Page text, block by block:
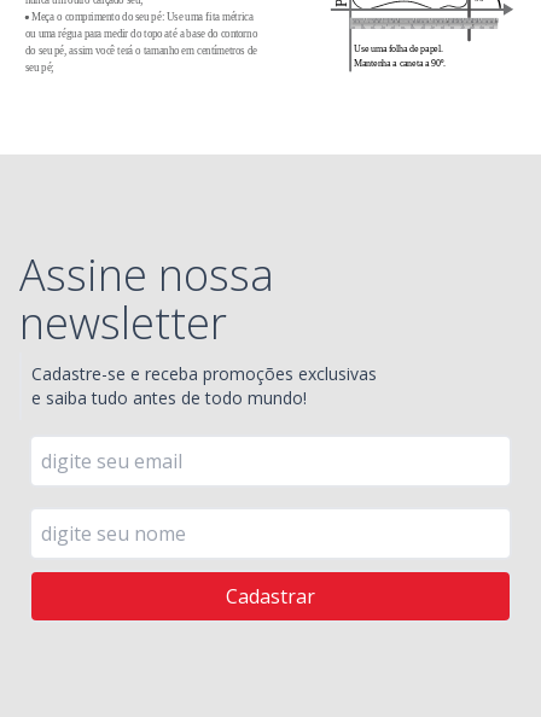
Assine nossa
newsletter
Cadastre-se e receba promoções exclusivas
e saiba tudo antes de todo mundo!